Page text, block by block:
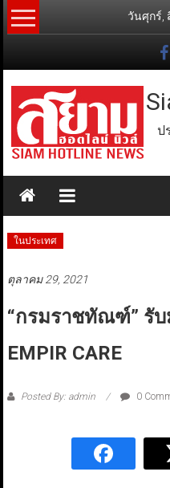
Skip
to
วันศุกร์,
ป
ในประเทศ
ตุลาคม 29, 2021
“กรมราชทัณฑ์” รั
EMPIR CARE
Posted By: admin 0